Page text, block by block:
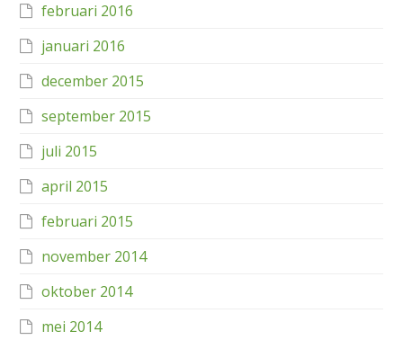
februari 2016
januari 2016
december 2015
september 2015
juli 2015
april 2015
februari 2015
november 2014
oktober 2014
mei 2014